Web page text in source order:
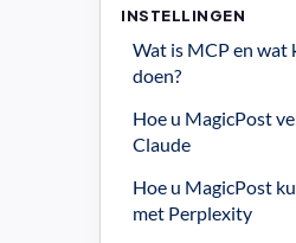
INSTELLINGEN
Wat is MCP en wat
doen?
Hoe u MagicPost
Claude
Hoe u MagicPost
met Perplexity